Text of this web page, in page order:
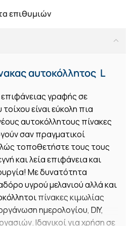
επιθυμιών
αυτοκόλλητος L
γραφής σε
είναι εύκολη πια
αυτοκόλλητους πίνακες
σαν πραγματικοί
τοποθετήστε τους τους
και λεία επιφάνεια και
Με δυνατότητα
υγρού μελανιού αλλά και
πίνακες κιμωλίας
ημερολογίου, DIY,
Ιδανικοί για χρήση σε